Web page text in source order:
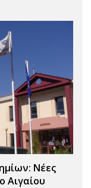
Νέες
Αιγαίου